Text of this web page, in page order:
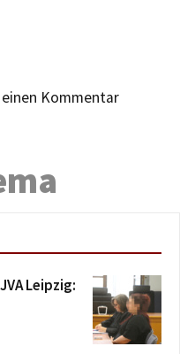
Kommentar
Leipzig: